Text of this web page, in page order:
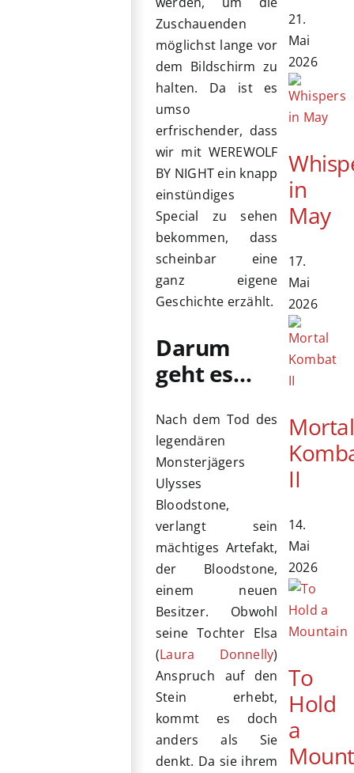
Zuschauenden
möglichst lange vor
dem Bildschirm zu
halten. Da ist es
umso
erfrischender, dass
wir mit WEREWOLF
BY NIGHT ein knapp
einstündiges
Special zu sehen
bekommen, dass
scheinbar eine
ganz eigene
Geschichte erzählt.
Darum
geht es…
Nach dem Tod des
legendären
Monsterjägers
Ulysses
Bloodstone,
verlangt sein
mächtiges Artefakt,
der Bloodstone,
einem neuen
Besitzer. Obwohl
seine Tochter Elsa
(Laura Donnelly)
Anspruch auf den
Stein erhebt,
kommt es doch
anders als Sie
denkt. Da sie ihrem
21.
Mai
2026
in
May
17.
Mai
2026
Mortal
II
14.
Mai
2026
To
Hold
a